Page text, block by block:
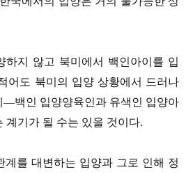
하지 않고 북미에서 백인아이를 입
어도 북미의 입양 상황에서 드러나
—백인 입양양육인과 유색인 입양아
기가 될 수는 있을 것이다.
계를 대변하는 입양과 그로 인해 정